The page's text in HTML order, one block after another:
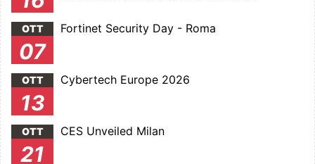
OTT
07
Fortinet Security Day - Roma
OTT
13
Cybertech Europe 2026
OTT
21
CES Unveiled Milan